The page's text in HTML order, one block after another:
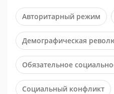
Авторитарный режим
Демографическая
Обязательное
Социальный конфликт